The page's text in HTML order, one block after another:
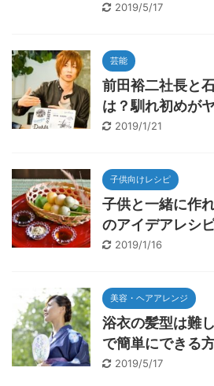
2019/5/17
芸能
前田裕二社長と
は？馴れ初めが
2019/1/21
子供向けレシピ
子供と一緒に作
のアイデアレシ
2019/1/16
美容・ヘアアレンジ
浴衣の髪型は難
で簡単にできる
2019/5/17